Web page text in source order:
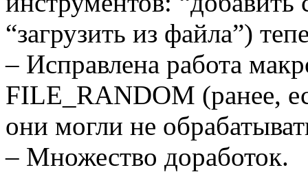
“загрузить из файла”)
– Исправлена работа
FILE_RANDOM (ранее,
они могли не
– Множество доработок.